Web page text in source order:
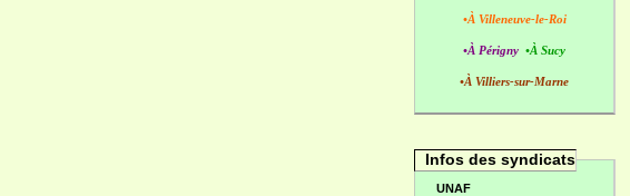
•À Villeneuve-le-Roi
•À Périgny •À Sucy
•À Villiers-sur-Marne
Infos des syndicats
UNAF